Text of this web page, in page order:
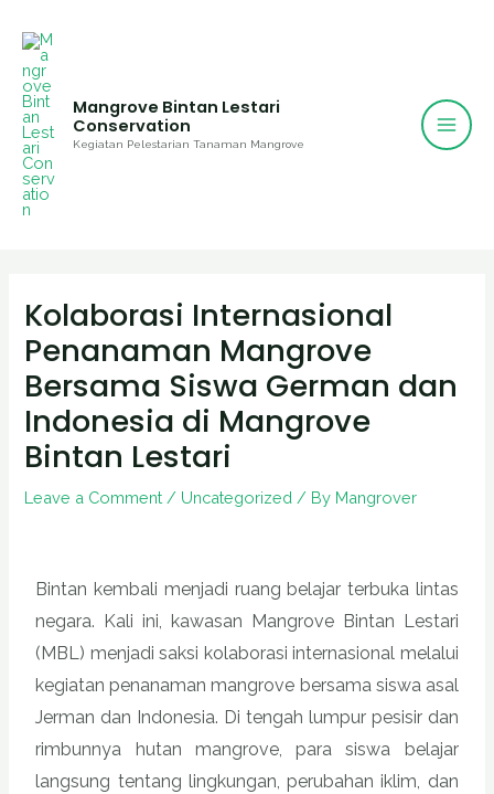
content
Mangrove Bintan Lestari
Conservation
Kegiatan Pelestarian Tanaman Mangrove
Kolaborasi Internasional
Penanaman Mangrove
Bersama Siswa German dan
Indonesia di Mangrove
Bintan Lestari
Leave a Comment / Uncategorized / By Mangrover
Bintan kembali menjadi ruang belajar terbuka lintas
negara. Kali ini, kawasan Mangrove Bintan Lestari
(MBL) menjadi saksi kolaborasi internasional melalui
kegiatan penanaman mangrove bersama siswa asal
Jerman dan Indonesia. Di tengah lumpur pesisir dan
rimbunnya hutan mangrove, para siswa belajar
langsung tentang lingkungan, perubahan iklim, dan